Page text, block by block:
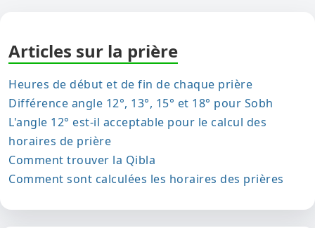
Articles sur la prière
Heures de début et de fin de chaque prière
Différence angle 12°, 13°, 15° et 18° pour Sobh
L'angle 12° est-il acceptable pour le calcul des
horaires de prière
Comment trouver la Qibla
Comment sont calculées les horaires des prières